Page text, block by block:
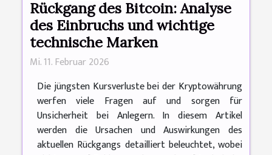
Rückgang des Bitcoin: Analyse
des Einbruchs und wichtige
technische Marken
Mi. 11. Februar 2026
Die jüngsten Kursverluste bei der Kryptowährung
werfen viele Fragen auf und sorgen für
Unsicherheit bei Anlegern. In diesem Artikel
werden die Ursachen und Auswirkungen des
aktuellen Rückgangs detailliert beleuchtet, wobei